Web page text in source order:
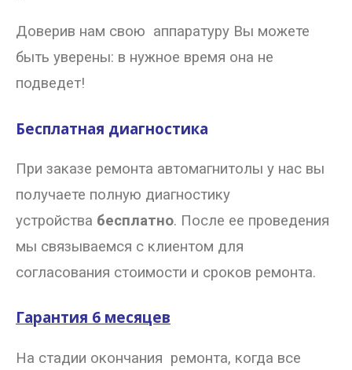
Доверив нам свою аппаратуру Вы можете
быть уверены: в нужное время она не
подведет!
Бесплатная диагностика
При заказе ремонта автомагнитолы у нас вы
получаете полную диагностику
устройства бесплатно. После ее проведения
мы связываемся с клиентом для
согласования стоимости и сроков ремонта.
Гарантия 6 месяцев
На стадии окончания ремонта, когда все